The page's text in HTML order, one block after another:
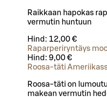
Raikkaan hapokas
vermutin huntuun
Hind: 12,00 €
Raparperiryntäys
Hind: 9,00 €
Roosa-täti
Roosa-täti on
makean vermutin